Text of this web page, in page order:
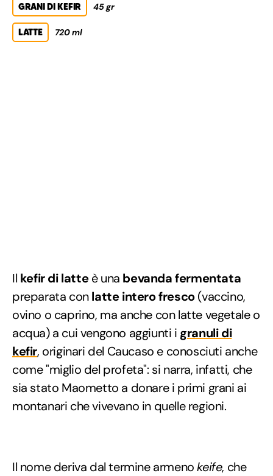
GRANI DI KEFIR 45 gr
LATTE 720 ml
Il kefir di latteè una bevanda fermentata
preparata conlatte intero fresco(vaccino,
ovino o caprino, ma anche con latte vegetale o
acqua) a cui vengono aggiunti i granuli di
kefir, originari del Caucaso e conosciuti anche
come "miglio del profeta": si narra, infatti, che
sia stato Maometto a donare i primi grani ai
montanari che vivevano in quelle regioni.
Il nome deriva dal termine armenokeife, che